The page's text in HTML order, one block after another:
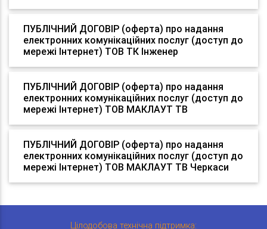
ПУБЛІЧНИЙ ДОГОВІР (оферта) про надання
електронних комунікаційних послуг (доступ до
мережі Інтернет) ТОВ ТК Інженер
ПУБЛІЧНИЙ ДОГОВІР (оферта) про надання
електронних комунікаційних послуг (доступ до
мережі Інтернет) ТОВ МАКЛАУТ ТВ
ПУБЛІЧНИЙ ДОГОВІР (оферта) про надання
електронних комунікаційних послуг (доступ до
мережі Інтернет) ТОВ МАКЛАУТ ТВ Черкаси
Цілодобова технічна підтримка: